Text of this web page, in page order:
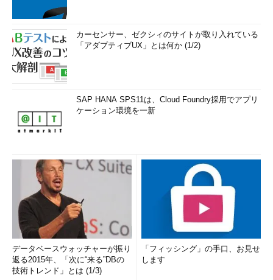
カーセンサー、ゼクシィのサイトが取り入れている
「アダプティブUX」とは何か (1/2)
SAP HANA SPS11は、Cloud Foundry採用でアプリ
ケーション環境を一新
データベースウォッチャーが振り
返る2015年、「次に“来る”DBの
技術トレンド」とは (1/3)
「フィッシング」の手口、お見せ
します